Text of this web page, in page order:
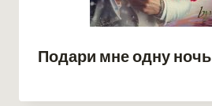
Подари мне одну ночь